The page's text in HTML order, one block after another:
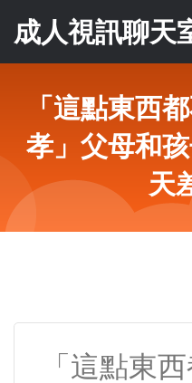
成人視訊聊天
「這點東西
孝」父母和
天
「這點東